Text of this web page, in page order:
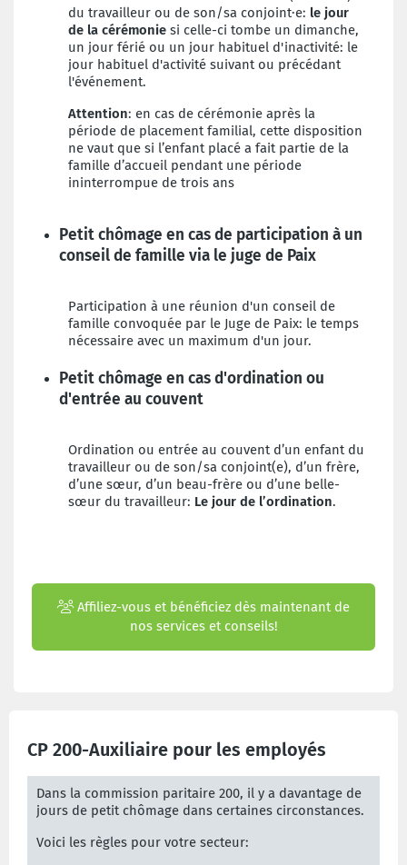
du travailleur ou de son/sa conjoint·e: le jour
de la cérémonie si celle-ci tombe un dimanche,
un jour férié ou un jour habituel d'inactivité: le
jour habituel d'activité suivant ou précédant
l'événement.
Attention: en cas de cérémonie après la
période de placement familial, cette disposition
ne vaut que si l’enfant placé a fait partie de la
famille d’accueil pendant une période
ininterrompue de trois ans
Petit chômage en cas de participation à un
conseil de famille via le juge de Paix
Participation à une réunion d'un conseil de
famille convoquée par le Juge de Paix: le temps
nécessaire avec un maximum d'un jour.
Petit chômage en cas d'ordination ou
d'entrée au couvent
Ordination ou entrée au couvent d’un enfant du
travailleur ou de son/sa conjoint(e), d’un frère,
d’une sœur, d’un beau-frère ou d’une belle-
sœur du travailleur: Le jour de l’ordination.
Affiliez-vous et bénéficiez dès maintenant de
nos services et conseils!
CP 200-Auxiliaire pour les employés
Dans la commission paritaire 200, il y a davantage de
jours de petit chômage dans certaines circonstances.
Voici les règles pour votre secteur: